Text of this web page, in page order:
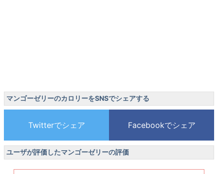
マンゴーゼリーのカロリーをSNSでシェアする
ユーザが評価したマンゴーゼリーの評価